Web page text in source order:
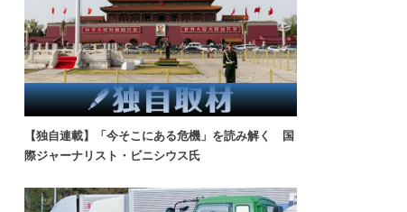
【独自連載】「今そこにある危機」を読み解く 国
際ジャーナリスト・ビニシウス氏